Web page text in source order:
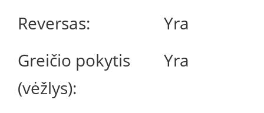
Reversas:
Yra
Greičio pokytis
(vėžlys):
Yra